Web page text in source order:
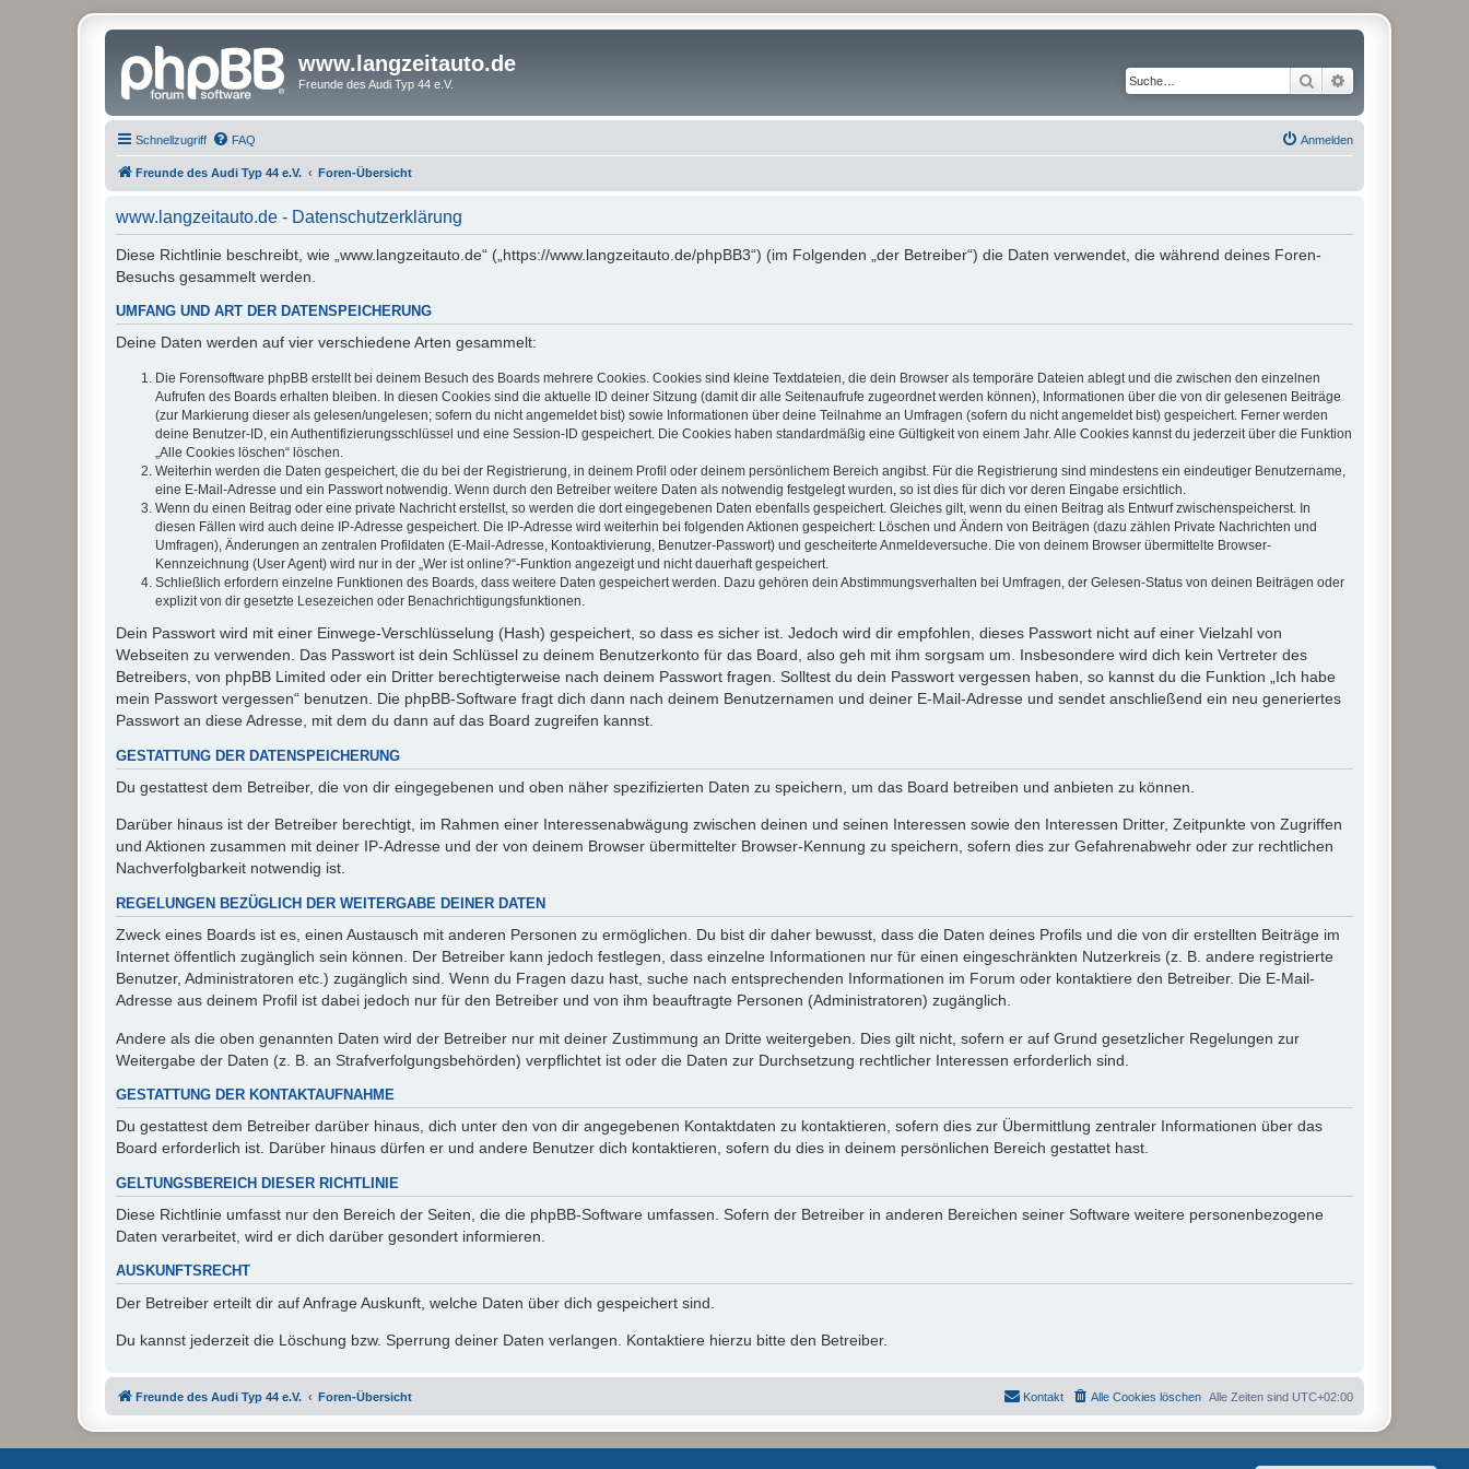
www.langzeitauto.de
Freunde des Audi Typ 44 e.V. Suche
Schnellzugriff FAQ Anmelden
Freunde des Audi Typ 44 e.V. Foren-Übersicht
www.langzeitauto.de - Datenschutzerklärung
Diese Richtlinie beschreibt, wie „www.langzeitauto.de“ („https://www.langzeitauto.de/phpBB3“) (im Folgenden „der Betreiber“) die Daten verwendet, die während deines Foren-
Besuchs gesammelt werden.
UMFANG UND ART DER DATENSPEICHERUNG
Deine Daten werden auf vier verschiedene Arten gesammelt:
Die Forensoftware phpBB erstellt bei deinem Besuch des Boards mehrere Cookies. Cookies sind kleine Textdateien, die dein Browser als temporäre Dateien ablegt und die zwischen den einzelnen
Aufrufen des Boards erhalten bleiben. In diesen Cookies sind die aktuelle ID deiner Sitzung (damit dir alle Seitenaufrufe zugeordnet werden können), Informationen über die von dir gelesenen Beiträge
(zur Markierung dieser als gelesen/ungelesen; sofern du nicht angemeldet bist) sowie Informationen über deine Teilnahme an Umfragen (sofern du nicht angemeldet bist) gespeichert. Ferner werden
deine Benutzer-ID, ein Authentifizierungsschlüssel und eine Session-ID gespeichert. Die Cookies haben standardmäßig eine Gültigkeit von einem Jahr. Alle Cookies kannst du jederzeit über die Funktion
„Alle Cookies löschen“ löschen.
Weiterhin werden die Daten gespeichert, die du bei der Registrierung, in deinem Profil oder deinem persönlichem Bereich angibst. Für die Registrierung sind mindestens ein eindeutiger Benutzername,
eine E-Mail-Adresse und ein Passwort notwendig. Wenn durch den Betreiber weitere Daten als notwendig festgelegt wurden, so ist dies für dich vor deren Eingabe ersichtlich.
Wenn du einen Beitrag oder eine private Nachricht erstellst, so werden die dort eingegebenen Daten ebenfalls gespeichert. Gleiches gilt, wenn du einen Beitrag als Entwurf zwischenspeicherst. In
diesen Fällen wird auch deine IP-Adresse gespeichert. Die IP-Adresse wird weiterhin bei folgenden Aktionen gespeichert: Löschen und Ändern von Beiträgen (dazu zählen Private Nachrichten und
Umfragen), Änderungen an zentralen Profildaten (E-Mail-Adresse, Kontoaktivierung, Benutzer-Passwort) und gescheiterte Anmeldeversuche. Die von deinem Browser übermittelte Browser-
Kennzeichnung (User Agent) wird nur in der „Wer ist online?“-Funktion angezeigt und nicht dauerhaft gespeichert.
Schließlich erfordern einzelne Funktionen des Boards, dass weitere Daten gespeichert werden. Dazu gehören dein Abstimmungsverhalten bei Umfragen, der Gelesen-Status von deinen Beiträgen oder
explizit von dir gesetzte Lesezeichen oder Benachrichtigungsfunktionen.
Dein Passwort wird mit einer Einwege-Verschlüsselung (Hash) gespeichert, so dass es sicher ist. Jedoch wird dir empfohlen, dieses Passwort nicht auf einer Vielzahl von
Webseiten zu verwenden. Das Passwort ist dein Schlüssel zu deinem Benutzerkonto für das Board, also geh mit ihm sorgsam um. Insbesondere wird dich kein Vertreter des
Betreibers, von phpBB Limited oder ein Dritter berechtigterweise nach deinem Passwort fragen. Solltest du dein Passwort vergessen haben, so kannst du die Funktion „Ich habe
mein Passwort vergessen“ benutzen. Die phpBB-Software fragt dich dann nach deinem Benutzernamen und deiner E-Mail-Adresse und sendet anschließend ein neu generiertes
Passwort an diese Adresse, mit dem du dann auf das Board zugreifen kannst.
GESTATTUNG DER DATENSPEICHERUNG
Du gestattest dem Betreiber, die von dir eingegebenen und oben näher spezifizierten Daten zu speichern, um das Board betreiben und anbieten zu können.
Darüber hinaus ist der Betreiber berechtigt, im Rahmen einer Interessenabwägung zwischen deinen und seinen Interessen sowie den Interessen Dritter, Zeitpunkte von Zugriffen
und Aktionen zusammen mit deiner IP-Adresse und der von deinem Browser übermittelter Browser-Kennung zu speichern, sofern dies zur Gefahrenabwehr oder zur rechtlichen
Nachverfolgbarkeit notwendig ist.
REGELUNGEN BEZÜGLICH DER WEITERGABE DEINER DATEN
Zweck eines Boards ist es, einen Austausch mit anderen Personen zu ermöglichen. Du bist dir daher bewusst, dass die Daten deines Profils und die von dir erstellten Beiträge im
Internet öffentlich zugänglich sein können. Der Betreiber kann jedoch festlegen, dass einzelne Informationen nur für einen eingeschränkten Nutzerkreis (z. B. andere registrierte
Benutzer, Administratoren etc.) zugänglich sind. Wenn du Fragen dazu hast, suche nach entsprechenden Informationen im Forum oder kontaktiere den Betreiber. Die E-Mail-
Adresse aus deinem Profil ist dabei jedoch nur für den Betreiber und von ihm beauftragte Personen (Administratoren) zugänglich.
Andere als die oben genannten Daten wird der Betreiber nur mit deiner Zustimmung an Dritte weitergeben. Dies gilt nicht, sofern er auf Grund gesetzlicher Regelungen zur
Weitergabe der Daten (z. B. an Strafverfolgungsbehörden) verpflichtet ist oder die Daten zur Durchsetzung rechtlicher Interessen erforderlich sind.
GESTATTUNG DER KONTAKTAUFNAHME
Du gestattest dem Betreiber darüber hinaus, dich unter den von dir angegebenen Kontaktdaten zu kontaktieren, sofern dies zur Übermittlung zentraler Informationen über das
Board erforderlich ist. Darüber hinaus dürfen er und andere Benutzer dich kontaktieren, sofern du dies in deinem persönlichen Bereich gestattet hast.
GELTUNGSBEREICH DIESER RICHTLINIE
Diese Richtlinie umfasst nur den Bereich der Seiten, die die phpBB-Software umfassen. Sofern der Betreiber in anderen Bereichen seiner Software weitere personenbezogene
Daten verarbeitet, wird er dich darüber gesondert informieren.
AUSKUNFTSRECHT
Der Betreiber erteilt dir auf Anfrage Auskunft, welche Daten über dich gespeichert sind.
Du kannst jederzeit die Löschung bzw. Sperrung deiner Daten verlangen. Kontaktiere hierzu bitte den Betreiber.
Freunde des Audi Typ 44 e.V. Foren-Übersicht Alle Zeiten sind UTC+02:00
Alle Cookies löschen
Kontakt